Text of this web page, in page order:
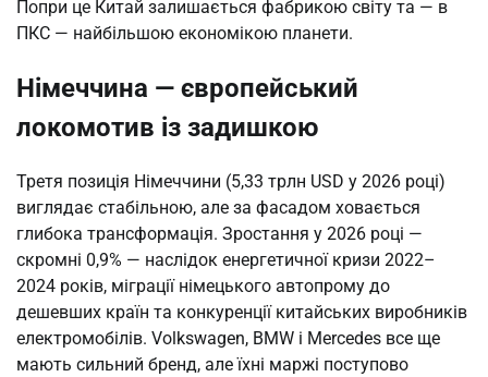
Попри це Китай залишається фабрикою світу та — в
ПКС — найбільшою економікою планети.
Німеччина — європейський
локомотив із задишкою
Третя позиція Німеччини (5,33 трлн USD у 2026 році)
виглядає стабільною, але за фасадом ховається
глибока трансформація. Зростання у 2026 році —
скромні 0,9% — наслідок енергетичної кризи 2022–
2024 років, міграції німецького автопрому до
дешевших країн та конкуренції китайських виробників
електромобілів. Volkswagen, BMW і Mercedes все ще
мають сильний бренд, але їхні маржі поступово